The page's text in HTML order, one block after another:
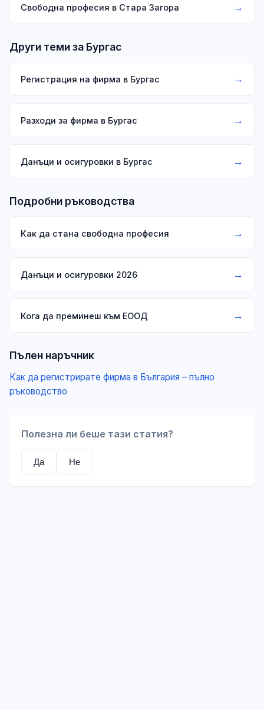
Свободна професия в Стара Загора →
Други теми за Бургас
Регистрация на фирма в Бургас →
Разходи за фирма в Бургас →
Данъци и осигуровки в Бургас →
Подробни ръководства
Как да стана свободна професия →
Данъци и осигуровки 2026 →
Кога да преминеш към ЕООД →
Пълен наръчник
Как да регистрирате фирма в България – пълно
ръководство
Полезна ли беше тази статия?
Да Не